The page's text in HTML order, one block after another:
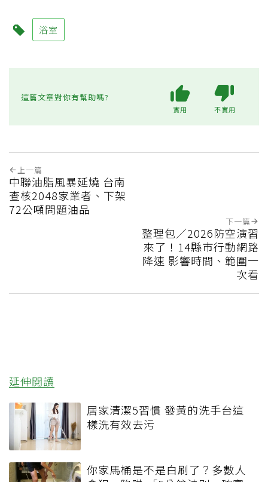
浴室
這篇文章對你有幫助嗎?
實用 不實用
上一篇
中聯油脂風暴延燒 台南
查核2048家業者、下架
72公噸問題油品
下一篇
整理包／2026防空演習
來了！14縣市行動網路
降速 影響時間、範圍一
次看
延伸閱讀
居家清潔5習慣 發黃的洗手台這
樣洗有效去污
你家馬桶是不是白刷了？多數人